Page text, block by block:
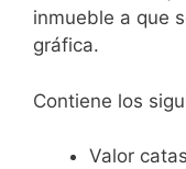
inmueble a que
gráfica.
Contiene los
Valor